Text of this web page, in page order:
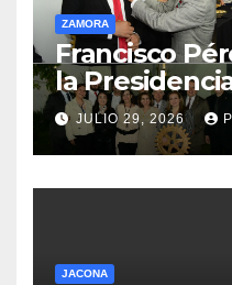
ZAMORA
Francisco
la
Rotario
para el
JULIO 29, 2026
JACONA